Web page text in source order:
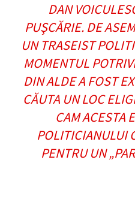
DAN
PUŞCĂRIE. DE
UN TRASEIST
MOMENTUL
DIN ALDE A FOST
CĂUTA UN LOC
CAM ACESTA
POLITICIANULUI
PENTRU UN